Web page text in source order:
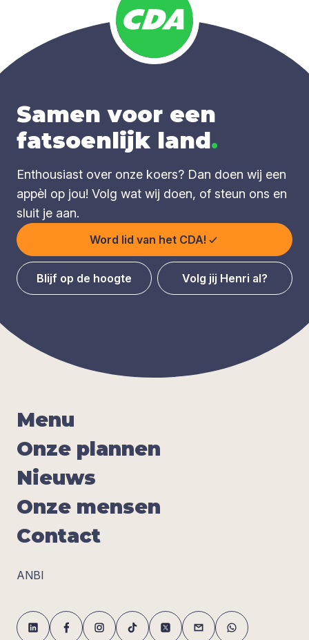
Samen voor een
fatsoenlijk land.
Enthousiast over onze koers? Dan doen wij een
appèl op jou! Volg wat wij doen, of steun ons en
sluit je aan.
Word lid van het CDA!
Blijf op de hoogte Volg jij Henri al?
Menu
Onze plan­nen
Nieuws
Onze men­sen
Con­tact
ANBI